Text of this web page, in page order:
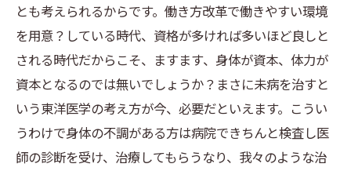
とも考えられるからです。働き方改革で働きやすい環境
を用意？している時代、資格が多ければ多いほど良しと
される時代だからこそ、ますます、身体が資本、体力が
資本となるのでは無いでしょうか？まさに未病を治すと
いう東洋医学の考え方が今、必要だといえます。こうい
うわけで身体の不調がある方は病院できちんと検査し医
師の診断を受け、治療してもらうなり、我々のような治